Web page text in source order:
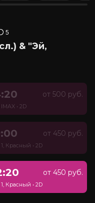
5
& "Эй,
от 500 руб.
• 2D
от 450 руб.
1, Красный • 2D
от 450 руб.
Красный • 2D